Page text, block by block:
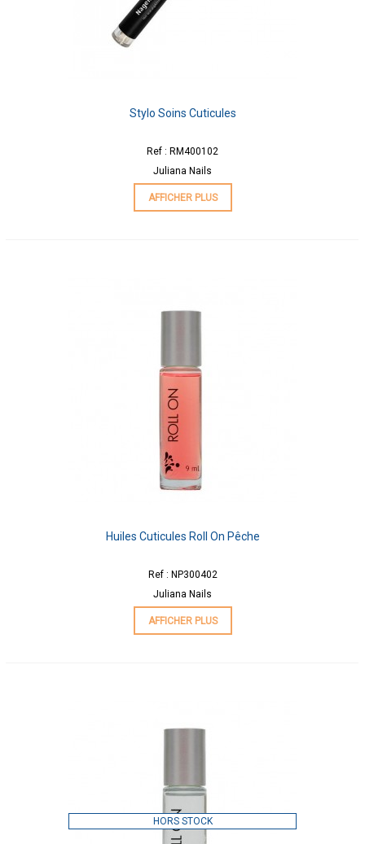
Stylo Soins Cuticules
Ref : RM400102
Juliana Nails
AFFICHER PLUS
Huiles Cuticules Roll On Pêche
Ref : NP300402
Juliana Nails
AFFICHER PLUS
HORS STOCK